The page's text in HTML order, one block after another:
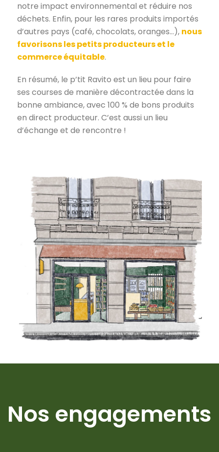
notre impact environnemental et réduire nos
déchets. Enfin, pour les rares produits importés
d’autres pays (café, chocolats, oranges…), nous
favorisons les petits producteurs et le
commerce équitable.
En résumé, le p’tit Ravito est un lieu pour faire
ses courses de manière décontractée dans la
bonne ambiance, avec 100 % de bons produits
en direct producteur. C’est aussi un lieu
d’échange et de rencontre !
Nos engagements